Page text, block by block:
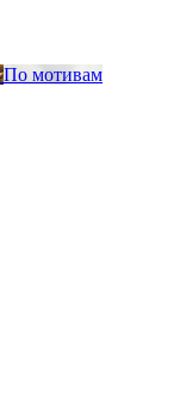
По мотивам